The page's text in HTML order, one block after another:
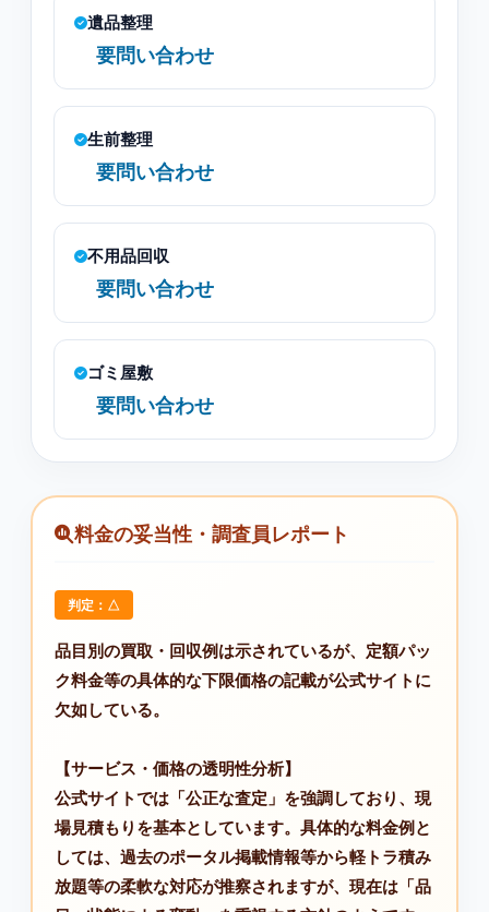
遺品整理
要問い合わせ
生前整理
要問い合わせ
不用品回収
要問い合わせ
ゴミ屋敷
要問い合わせ
料金の妥当性・調査員レポート
判定：△
品目別の買取・回収例は示されているが、定額パッ
ク料金等の具体的な下限価格の記載が公式サイトに
欠如している。
【サービス・価格の透明性分析】
公式サイトでは「公正な査定」を強調しており、現
場見積もりを基本としています。具体的な料金例と
しては、過去のポータル掲載情報等から軽トラ積み
放題等の柔軟な対応が推察されますが、現在は「品